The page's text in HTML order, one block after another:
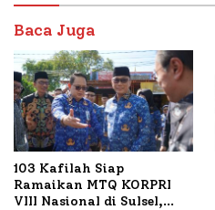
Baca Juga
103 Kafilah Siap
Ramaikan MTQ KORPRI
VIII Nasional di Sulsel,